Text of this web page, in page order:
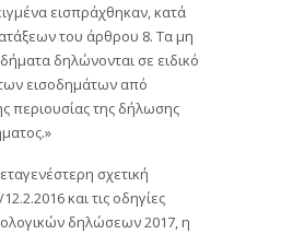
εισπράχθηκαν, κατά
του άρθρου 8. Τα μη
δηλώνονται σε ειδικό
εισοδημάτων από
περιουσίας της δήλωσης
σχετική
και τις οδηγίες
δηλώσεων 2017, η